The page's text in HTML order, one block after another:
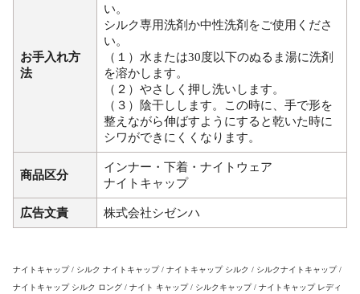
お手入れ方
法
い。
シルク専用洗剤か中性洗剤をご使用くださ
い。
（１）水または30度以下のぬるま湯に洗剤
を溶かします。
（２）やさしく押し洗いします。
（３）陰干しします。この時に、手で形を
整えながら伸ばすようにすると乾いた時に
シワができにくくなります。
商品区分
インナー・下着・ナイトウェア
ナイトキャップ
広告文責 株式会社シゼンハ
ナイトキャップ / シルク ナイトキャップ / ナイトキャップ シルク / シルクナイトキャップ /
ナイトキャップ シルク ロング / ナイト キャップ / シルクキャップ / ナイトキャップ レディ